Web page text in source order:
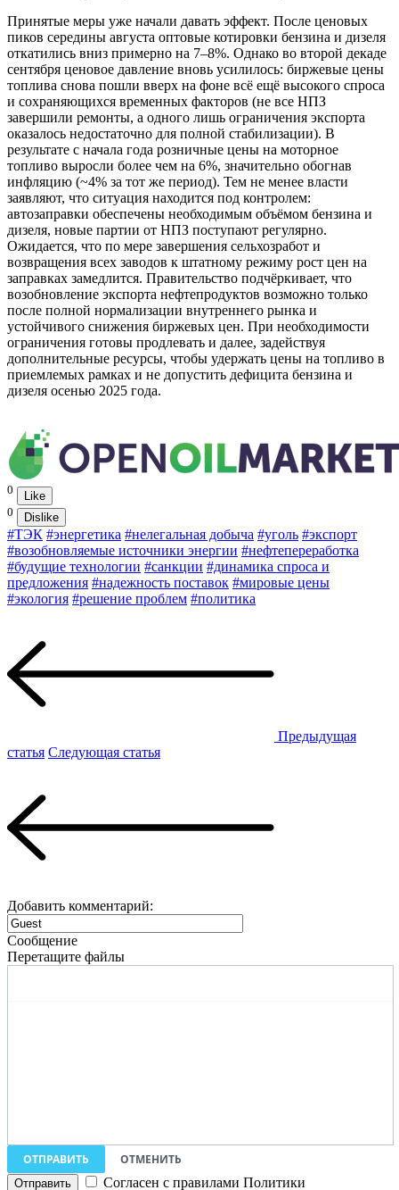
Принятые меры уже начали давать эффект. После ценовых
пиков середины августа оптовые котировки бензина и дизеля
откатились вниз примерно на 7–8%. Однако во второй декаде
сентября ценовое давление вновь усилилось: биржевые цены
топлива снова пошли вверх на фоне всё ещё высокого спроса
и сохраняющихся временных факторов (не все НПЗ
завершили ремонты, а одного лишь ограничения экспорта
оказалось недостаточно для полной стабилизации). В
результате с начала года розничные цены на моторное
топливо выросли более чем на 6%, значительно обогнав
инфляцию (~4% за тот же период). Тем не менее власти
заявляют, что ситуация находится под контролем:
автозаправки обеспечены необходимым объёмом бензина и
дизеля, новые партии от НПЗ поступают регулярно.
Ожидается, что по мере завершения сельхозработ и
возвращения всех заводов к штатному режиму рост цен на
заправках замедлится. Правительство подчёркивает, что
возобновление экспорта нефтепродуктов возможно только
после полной нормализации внутреннего рынка и
устойчивого снижения биржевых цен. При необходимости
ограничения готовы продлевать и далее, задействуя
дополнительные ресурсы, чтобы удержать цены на топливо в
приемлемых рамках и не допустить дефицита бензина и
дизеля осенью 2025 года.
0
Like
0
Dislike
#ТЭК #энергетика #нелегальная добыча #уголь #экспорт
#возобновляемые источники энергии #нефтепереработка
#будущие технологии #санкции #динамика спроса и
предложения #надежность поставок #мировые цены
#экология #решение проблем #политика
Предыдущая
статья Следующая статья
Добавить комментарий:
Сообщение
Перетащите файлы
ОТПРАВИТЬ
ОТМЕНИТЬ
Согласен с правилами Политики